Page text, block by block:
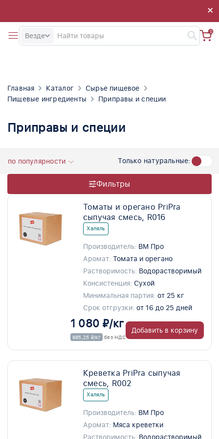
×
×
Везде
0
Главная Каталог
Сырье пищевое
Пищевые ингредиенты
Приправы и специи
Приправы и специи
по популярности Только натуральные:
Фильтры
Томаты и орегано PriPra
сыпучая смесь, R016
Халяль
Производитель: ВМ Про
Аромат: Томата и орегано
Растворимость: Водорастворимый
Консистенция: Сухой
Минимальная партия: от 25 кг
Срок отгрузки: от 16 до 25 дней
1 080 ₽/кг
885,25 ₽/кг без НДС
Добавить в корзину
Креветка PriPra сыпучая
смесь, R002
Халяль
Производитель: ВМ Про
Аромат: Мяса креветки
Растворимость: Водорастворимый